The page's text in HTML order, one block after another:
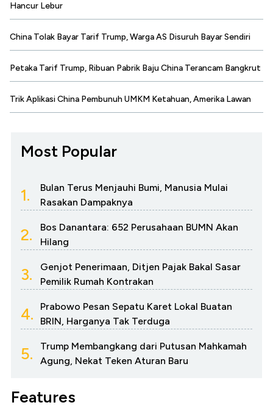
Hancur Lebur
China Tolak Bayar Tarif Trump, Warga AS Disuruh Bayar Sendiri
Petaka Tarif Trump, Ribuan Pabrik Baju China Terancam Bangkrut
Trik Aplikasi China Pembunuh UMKM Ketahuan, Amerika Lawan
Most Popular
1.
Bulan Terus Menjauhi Bumi, Manusia Mulai
Rasakan Dampaknya
2.
Bos Danantara: 652 Perusahaan BUMN Akan
Hilang
3.
Genjot Penerimaan, Ditjen Pajak Bakal Sasar
Pemilik Rumah Kontrakan
4.
Prabowo Pesan Sepatu Karet Lokal Buatan
BRIN, Harganya Tak Terduga
5.
Trump Membangkang dari Putusan Mahkamah
Agung, Nekat Teken Aturan Baru
Features